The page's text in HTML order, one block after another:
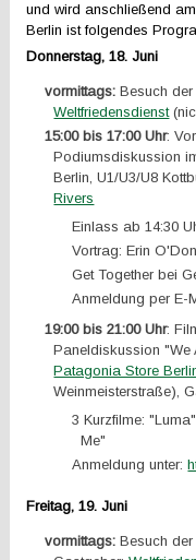
und wird anschließend
Berlin ist folgendes
Donnerstag, 18. Juni
vormittags: Besuch
Weltfriedensdienst
15:00 bis 17:00 Uhr:
Podiumsdiskussion
Berlin, U1/U3/U8
Rivers
Einlass ab 14:30
Vortrag: Erin
Get Together bei
Anmeldung per E-
19:00 bis 21:00 Uhr:
Paneldiskussion "We
Patagonia Store
Weinmeisterstraße),
3 Kurzfilme:
Me"
Anmeldung unter:
Freitag, 19. Juni
vormittags:Besuch